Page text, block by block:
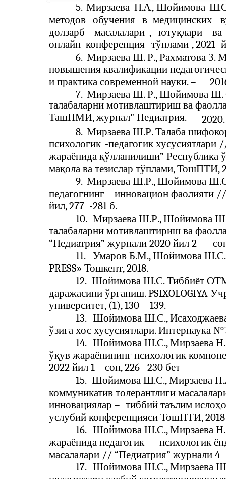
5. Мирзаева Н.А., Шойимова Ш.
методов обучения в медицинских
долзарб
масалалари , ютуқлари
ва
онлайн конференция тўплами , 2021
6. Мирзаева Ш. Р., Рахматова З.
повышения квалификации
и практика современной науки. –
7. Мирзаева Ш. Р., Шойимова Ш.
талабаларни мотивлаштириш ва
ТашПМИ, журнал" Педиатрия. –
2020.
8. Мирзаева Ш.Р. Талаба
психологик -педагогик хусусиятлари
жараёнида қўлланилиши” Республика
мақола ва тезислар тўплами, ТошПТИ,
9. Мирзаева Ш.Р., Шойимова
педагогнинг
инновацион фаолияти
йил, 277 -281 б.
10. Мирзаева Ш.Р., Шойимова
талабаларни мотивлаштириш ва
“Педиатрия” журнали 2020 йил 2
-
11. Умаров Б.М., Шойимова Ш.С.
PRESS» Тошкент, 2018.
12. Шойимова Ш.С. Тиббиёт ОТМ
даражасини ўрганиш. PSIXOLOGIYA
университет, (1), 130
-139.
13. Шойимова Ш.С.,
ўзига хос хусусиятлари. Интернаука
14. Шойимова Ш.С., Мирзаева
ўқув жараёнининг психологик
2022 йил 1
-сон, 226 -230 бет
15. Шойимова Ш.С., Мирзаева
коммуникатив толерантлиги
инновациялар – тиббий таълим
услубий конференцияси ТошПТИ, 2018
16. Шойимова Ш.С., Мирзаева
жараёнида педагогик
-психологик
масалалари // “Педиатрия” журнали 4
17. Шойимова Ш.С., Мирзаева